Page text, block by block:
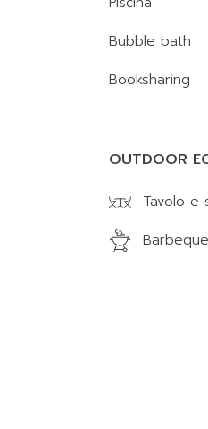
OUTDOOR
Tavolo e
Bubble bath
Booksharing